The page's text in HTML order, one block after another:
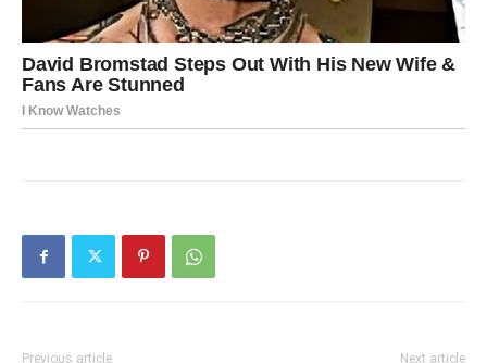
Previous article Next article